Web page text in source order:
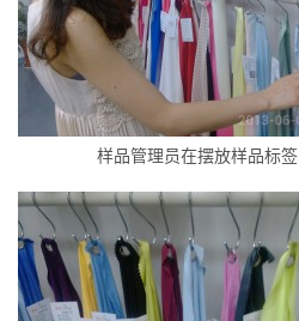
样品管理员在摆放样品标签